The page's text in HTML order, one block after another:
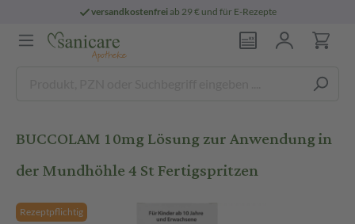
versandkostenfreiab 29 € und für E-Rezepte
BUCCOLAM 10mg Lösung zur Anwendung in
der Mundhöhle 4 St Fertigspritzen
Rezeptpflichtig